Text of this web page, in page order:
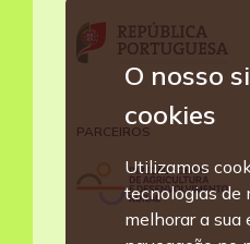
O nosso
cookies
Utilizamos
tecnologias de
melhorar a sua
PARCEIROS